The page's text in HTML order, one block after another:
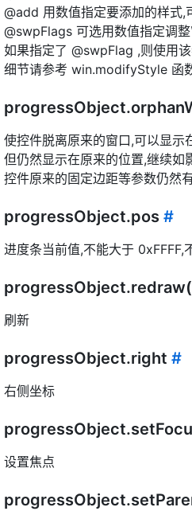
@add 用数值指定要添加的样式,
@swpFlags 可选用数值指定调
如果指定了 @swpFlag ,则使用
细节请参考 win.modifyStyle 函
使控件脱离原来的窗口,可以显示
但仍然显示在原来的位置,继续如
控件原来的固定边距等参数仍然
progressObject.pos #
进度条当前值,不能大于 0xFFFF,
刷新
progressObject.right #
右侧坐标
设置焦点